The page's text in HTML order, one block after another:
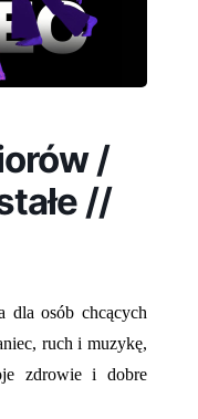
/
//
dla osób chcących
ruch i muzykę,
zdrowie i dobre